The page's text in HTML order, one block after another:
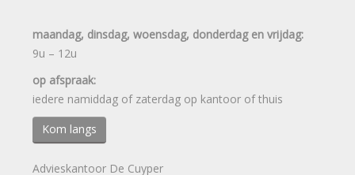
maandag, dinsdag, woensdag, donderdag en vrijdag:
9u – 12u
op afspraak:
iedere namiddag of zaterdag op kantoor of thuis
Kom langs
Advieskantoor De Cuyper